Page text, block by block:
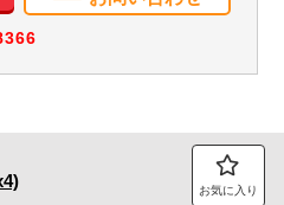
お気に入り